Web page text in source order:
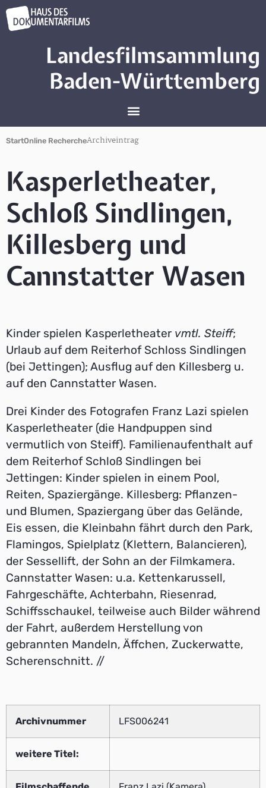
Landesfilmsammlung
Baden-Württemberg
StartOnline RechercheArchiveintrag
Kasperletheater,
Schloß Sindlingen,
Killesberg und
Cannstatter Wasen
Kinder spielen Kasperletheater vmtl. Steiff;
Urlaub auf dem Reiterhof Schloss Sindlingen
(bei Jettingen); Ausflug auf den Killesberg u.
auf den Cannstatter Wasen.
Drei Kinder des Fotografen Franz Lazi spielen
Kasperletheater (die Handpuppen sind
vermutlich von Steiff). Familienaufenthalt auf
dem Reiterhof Schloß Sindlingen bei
Jettingen: Kinder spielen in einem Pool,
Reiten, Spaziergänge. Killesberg: Pflanzen-
und Blumen, Spaziergang über das Gelände,
Eis essen, die Kleinbahn fährt durch den Park,
Flamingos, Spielplatz (Klettern, Balancieren),
der Sessellift, der Sohn an der Filmkamera.
Cannstatter Wasen: u.a. Kettenkarussell,
Fahrgeschäfte, Achterbahn, Riesenrad,
Schiffsschaukel, teilweise auch Bilder während
der Fahrt, außerdem Herstellung von
gebrannten Mandeln, Äffchen, Zuckerwatte,
Scherenschnitt. //
Archivnummer LFS006241
weitere Titel: